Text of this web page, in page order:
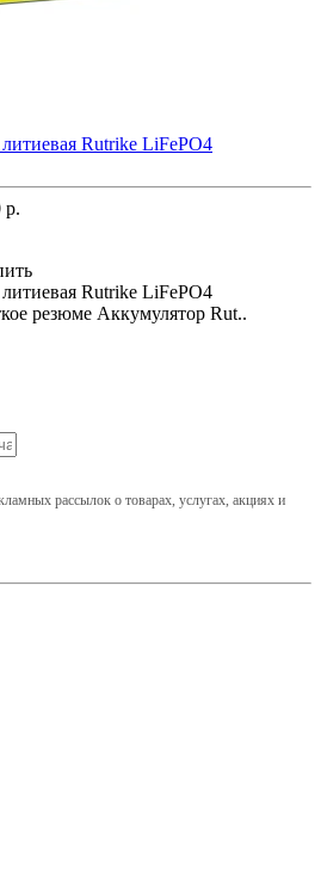
Rutrike LiFePO4
р.
Rutrike LiFePO4
резюме Аккумулятор Rut..
рассылок о товарах, услугах, акциях и